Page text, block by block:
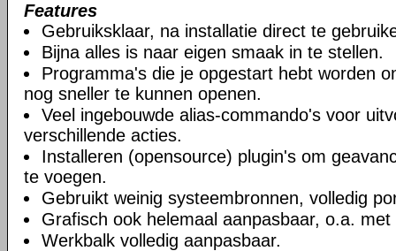
Features
Gebruiksklaar, na installatie direct te
Bijna alles is naar eigen smaak in te stellen.
Programma's die je opgestart hebt worden
nog sneller te kunnen openen.
Veel ingebouwde alias-commando's voor
verschillende acties.
Installeren (opensource) plugin's om
te voegen.
Gebruikt weinig systeembronnen, volledig
Grafisch ook helemaal aanpasbaar, o.a. met
Werkbalk volledig aanpasbaar.